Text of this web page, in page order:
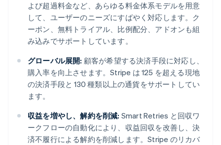
よび超過料金など、あらゆる料金体系モデルを用意
して、ユーザーのニーズにすばやく対応します。ク
ーポン、無料トライアル、比例配分、アドオンも組
み込みでサポートしています。
グローバル展開: 顧客が希望する決済手段に対応し、
購入率を向上させます。Stripe は 125 を超える現地
の決済手段と 130 種類以上の通貨をサポートしてい
ます。
収益を増やし、解約を削減: Smart Retries と回収ワ
ークフローの自動化により、収益回収を改善し、決
済不履行による解約を削減します。Stripe のリカバ